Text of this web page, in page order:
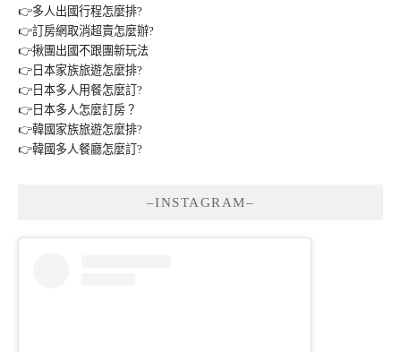
👉多人出國行程怎麼排?
👉訂房網取消超賣怎麼辦?
👉揪團出國不跟團新玩法
👉日本家族旅遊怎麼排?
👉日本多人用餐怎麼訂?
👉日本多人怎麼訂房？
👉韓國家族旅遊怎麼排?
👉韓國多人餐廳怎麼訂?
–INSTAGRAM–